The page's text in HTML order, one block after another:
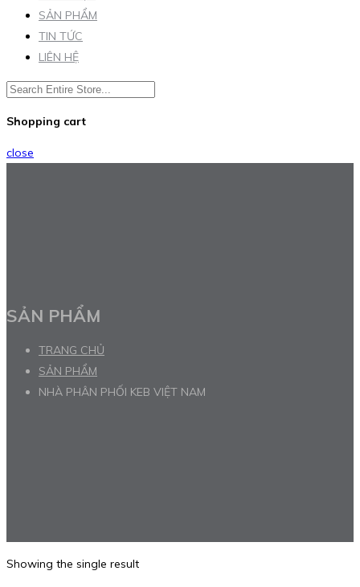
SẢN PHẨM
TIN TỨC
LIÊN HỆ
Shopping cart
close
SẢN PHẨM
TRANG CHỦ
SẢN PHẨM
NHÀ PHÂN PHỐI KEB VIỆT NAM
Showing the single result